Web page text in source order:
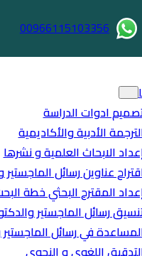
00966115103356
ادوات الدراسة
الأدبية والأكاديمية
الابحاث العلمية و نشرها
عناوين رسائل الماجستير
المقترح البحثي خطة
رسائل الماجستير
في رسائل الماجستير
اللغوي و النحوي